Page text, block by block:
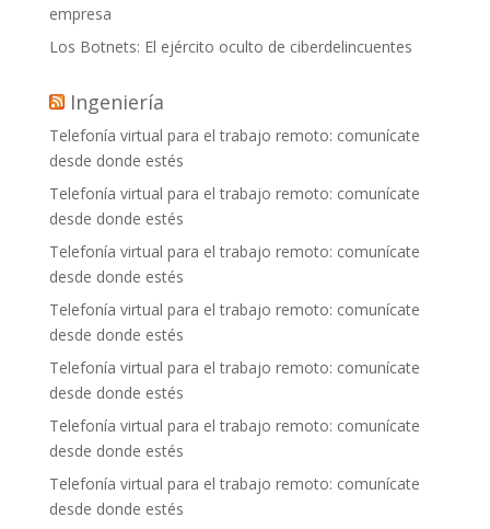
empresa
Los Botnets: El ejército oculto de ciberdelincuentes
Ingeniería
Telefonía virtual para el trabajo remoto: comunícate
desde donde estés
Telefonía virtual para el trabajo remoto: comunícate
desde donde estés
Telefonía virtual para el trabajo remoto: comunícate
desde donde estés
Telefonía virtual para el trabajo remoto: comunícate
desde donde estés
Telefonía virtual para el trabajo remoto: comunícate
desde donde estés
Telefonía virtual para el trabajo remoto: comunícate
desde donde estés
Telefonía virtual para el trabajo remoto: comunícate
desde donde estés